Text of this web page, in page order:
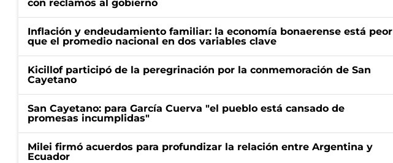
con reclamos al gobierno
Inflación y endeudamiento familiar: la economía bonaerense está peor
que el promedio nacional en dos variables clave
Kicillof participó de la peregrinación por la conmemoración de San
Cayetano
San Cayetano: para García Cuerva "el pueblo está cansado de
promesas incumplidas"
Milei firmó acuerdos para profundizar la relación entre Argentina y
Ecuador